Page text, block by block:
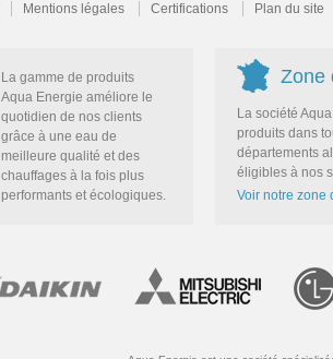
Mentions légales Certifications Plan du site
La gamme de produits
Aqua Energie améliore le
quotidien de nos clients
grâce à une eau de
meilleure qualité et des
chauffages à la fois plus
performants et écologiques.
Zone
La société
produits dans
départements
éligibles à nos
Voir notre zone